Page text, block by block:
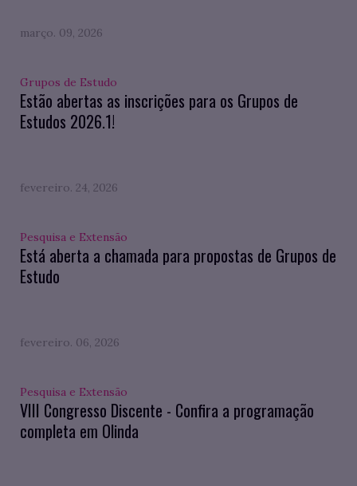
março. 09, 2026
Grupos de Estudo
Estão abertas as inscrições para os Grupos de
Estudos 2026.1!
fevereiro. 24, 2026
Pesquisa e Extensão
Está aberta a chamada para propostas de Grupos de
Estudo
fevereiro. 06, 2026
Pesquisa e Extensão
VIII Congresso Discente - Confira a programação
completa em Olinda